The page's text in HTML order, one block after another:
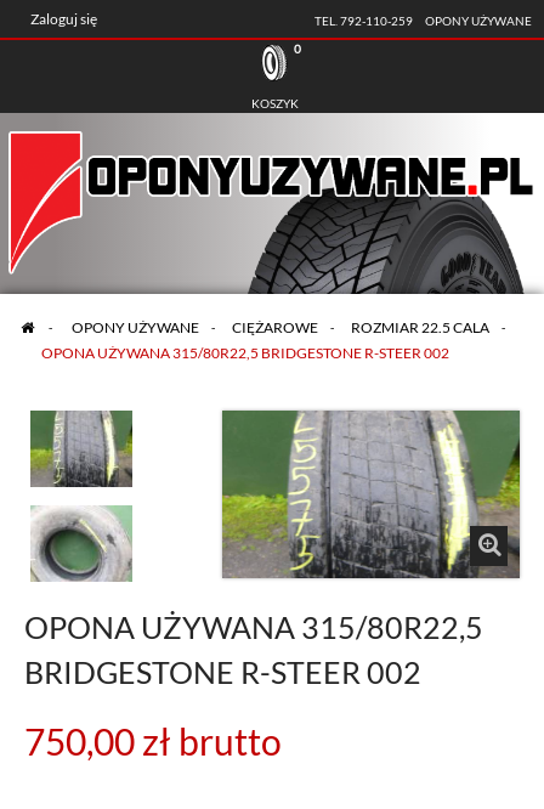
Zaloguj się OPONY UŻYWANE
TEL. 792-110-259
0
KOSZYK
> OPONY UŻYWANE > CIĘŻAROWE >
ROZMIAR 22.5 CALA
OPONA UŻYWANA 315/80R22,5 BRIDGESTONE R-STEER 002
OPONA UŻYWANA 315/80R22,5
BRIDGESTONE R-STEER 002
750,00 zł brutto